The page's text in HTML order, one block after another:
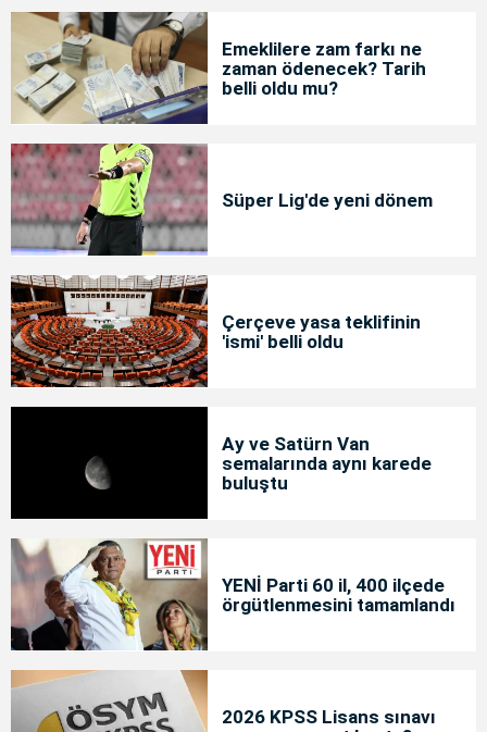
Emeklilere zam farkı ne
zaman ödenecek? Tarih
belli oldu mu?
Süper Lig'de yeni dönem
Çerçeve yasa teklifinin
'ismi' belli oldu
Ay ve Satürn Van
semalarında aynı karede
buluştu
YENİ Parti 60 il, 400 ilçede
örgütlenmesini tamamlandı
2026 KPSS Lisans sınavı